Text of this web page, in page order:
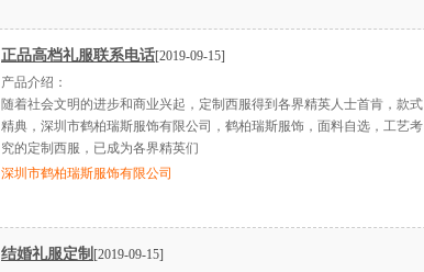
正品高档礼服联系电话[2019-09-15]
产品介绍：
随着社会文明的进步和商业兴起，定制西服得到各界精英人士首肯，款式
精典，深圳市鹤柏瑞斯服饰有限公司，鹤柏瑞斯服饰，面料自选，工艺考
究的定制西服，已成为各界精英们
深圳市鹤柏瑞斯服饰有限公司
结婚礼服定制 [2019-09-15]